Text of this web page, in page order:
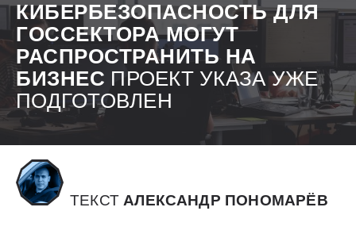
КИБЕРБЕЗОПАСНОСТЬ ДЛЯ
ГОССЕКТОРА МОГУТ
РАСПРОСТРАНИТЬ НА
БИЗНЕС ПРОЕКТ УКАЗА УЖЕ
ПОДГОТОВЛЕН
ТЕКСТ АЛЕКСАНДР ПОНОМАРЁВ